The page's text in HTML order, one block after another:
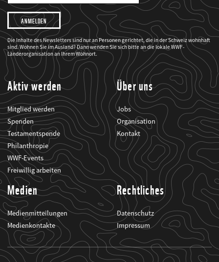
Adresse
Ich
möchte,
dass
der
WWF
mich
über
seine
Projekte
informiert.
Die Inhalte des Newsletters sind nur an Personen gerichtet, die in der Schweiz wohnhaft
sind. Wohnen Sie im Ausland? Dann wenden Sie sich bitte an die lokale WWF-
Länderorganisation an Ihrem Wohnort.
Aktiv werden
Mitglied werden
Spenden
Testamentspende
Philanthropie
WWF-Events
Freiwillig arbeiten
Über uns
Jobs
Organisation
Kontakt
Medien
Medienmitteilungen
Medienkontakte
Rechtliches
Datenschutz
Impressum